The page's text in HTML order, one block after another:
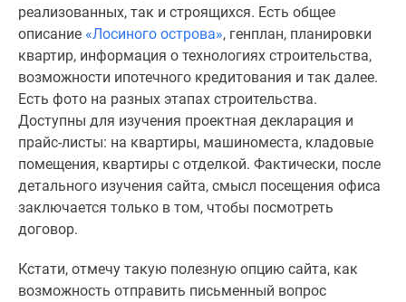
карте
Ипотечный
калькулятор
Семейная
ипотека
Военная
ипотека
Банки
программы
Новости
недвижимости
реализованных, так и строящихся. Есть общее
описание «Лосиного острова», генплан, планировки
квартир, информация о технологиях строительства,
возможности ипотечного кредитования и так далее.
Есть фото на разных этапах строительства.
Доступны для изучения проектная декларация и
прайс-листы: на квартиры, машиноместа, кладовые
помещения, квартиры с отделкой. Фактически, после
детального изучения сайта, смысл посещения офиса
заключается только в том, чтобы посмотреть
договор.
Кстати, отмечу такую полезную опцию сайта, как
возможность отправить письменный вопрос